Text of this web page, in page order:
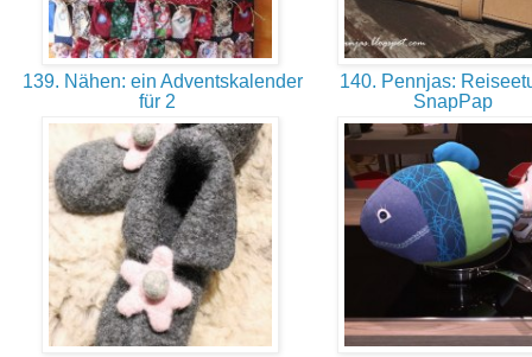
139. Nähen: ein Adventskalender
für 2
140. Pennjas:
SnapPap